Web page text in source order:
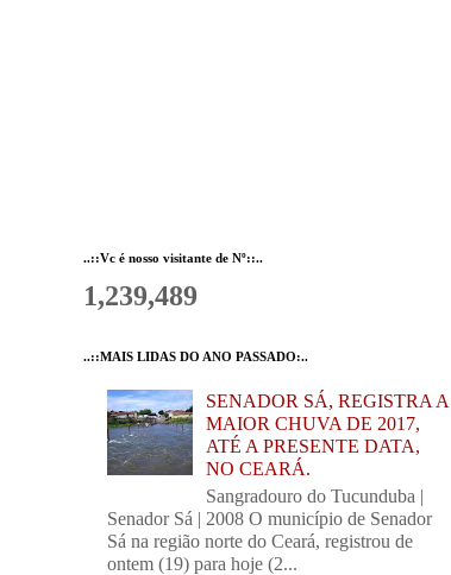
..::Vc é nosso visitante de Nº::..
1,239,489
..::MAIS LIDAS DO ANO PASSADO:..
SENADOR SÁ, REGISTRA A
MAIOR CHUVA DE 2017,
ATÉ A PRESENTE DATA,
NO CEARÁ.
Sangradouro do Tucunduba |
Senador Sá | 2008 O município de Senador
Sá na região norte do Ceará, registrou de
ontem (19) para hoje (2...